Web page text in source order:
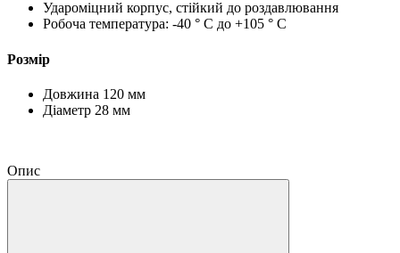
Удароміцний корпус, стійкий до роздавлювання
Робоча температура: -40 ° C до +105 ° C
Розмір
Довжина 120 мм
Діаметр 28 мм
Опис